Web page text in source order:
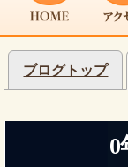
ブログトップ
0